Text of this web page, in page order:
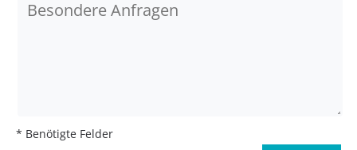
* Benötigte Felder